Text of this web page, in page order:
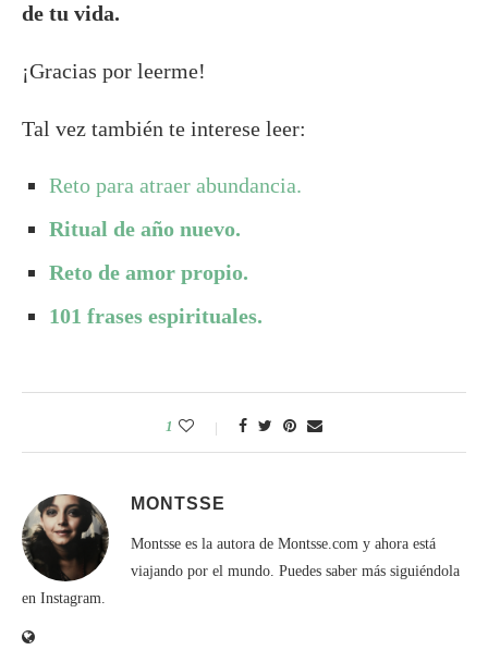
de tu vida.
¡Gracias por leerme!
Tal vez también te interese leer:
Reto para atraer abundancia.
Ritual de año nuevo.
Reto de amor propio.
101 frases espirituales.
1
MONTSSE
Montsse es la autora de Montsse.com y ahora está
viajando por el mundo. Puedes saber más siguiéndola
en Instagram.